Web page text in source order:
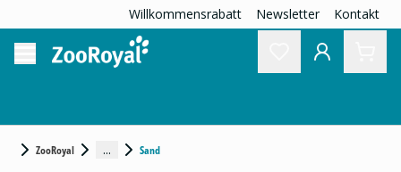
Willkommensrabatt Newsletter Kontakt
ZooRoyal ... Sand